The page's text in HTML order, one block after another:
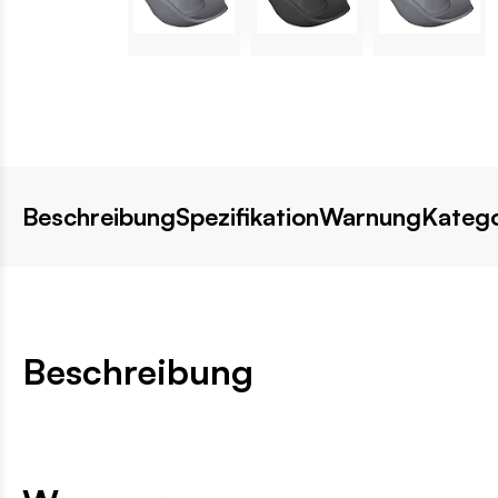
BeschreibungSpezifikationWarnung
Beschreibung